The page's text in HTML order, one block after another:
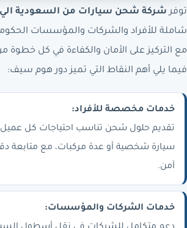
توفرشركة شحن سيارات من السعودية الي
شاملة للأفراد والشركات والمؤسسات
مع التركيز على الأمان والكفاءة في كل
فيما يلي أهم النقاط التي تميز دور هوم سيف:
خدمات مخصصة للأفراد:
تقديم حلول شحن تناسب احتياجات كل
سيارة شخصية أو عدة مركبات، مع متابعة
آمن.
خدمات الشركات والمؤسسات: